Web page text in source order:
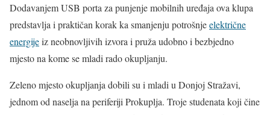
Dodavanjem USB porta za punjenje mobilnih uređaja ova klupa
predstavlja i praktičan korak ka smanjenju potrošnjeelektrične
energijeiz neobnovljivih izvora i pruža udobno i bezbjedno
mjesto na kome se mladi rado okupljanju.
Zeleno mjesto okupljanja dobili su i mladi u Donjoj Stražavi,
jednom od naselja na periferiji Prokuplja. Troje studenata koji čine